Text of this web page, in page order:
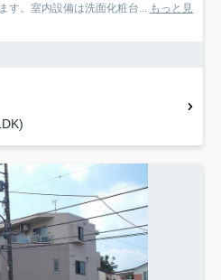
す。室内設備は洗面化粧台... もっと見